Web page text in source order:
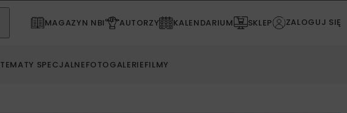
MAGAZYN NBI AUTORZY KALENDARIUM SKLEP ZALOGUJ SIĘ
TEMATY SPECJALNEFOTOGALERIEFILMY